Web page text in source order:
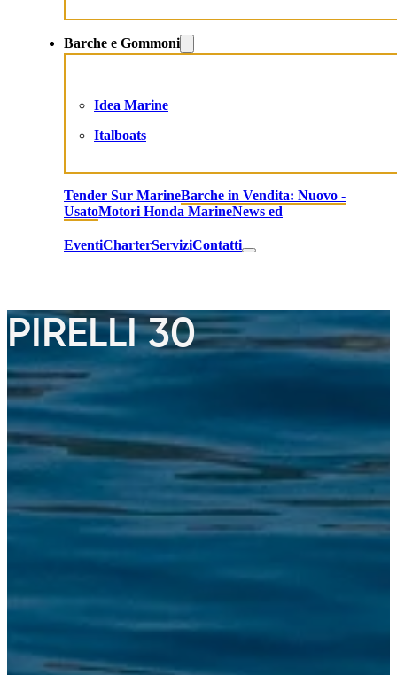
Barche e Gommoni
Idea Marine
Italboats
Tender Sur MarineBarche in Vendita: Nuovo -
UsatoMotori Honda MarineNews ed
EventiCharterServiziContatti
PIRELLI 30